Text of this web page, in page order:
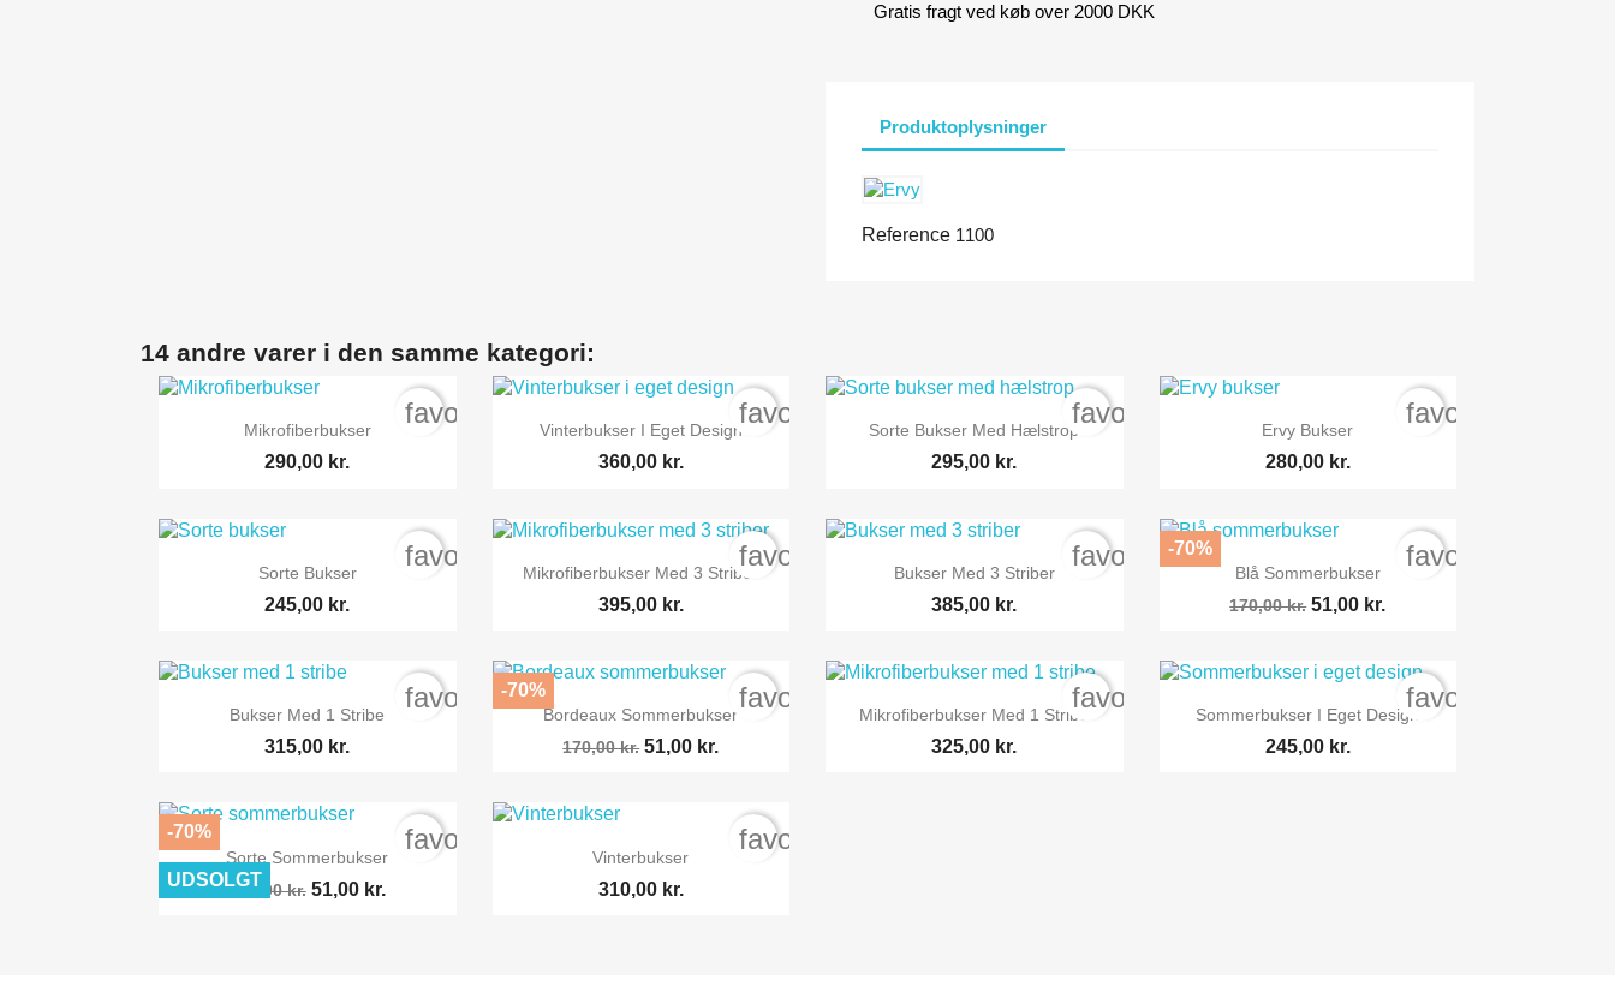
Gratis fragt ved køb over 2000 DKK
Produktoplysninger
Reference 1100
14 andre varer i den samme kategori:
 Vis her
Mikrofiberbukser
290,00 kr.
favorite_border  Vis her
Vinterbukser I Eget Design
360,00 kr.
favorite_border  Vis her
Sorte Bukser Med Hælstrop
295,00 kr.
favorite_border  Vis her
Ervy Bukser
280,00 kr.
favorite_border
 Vis her
Sorte Bukser
245,00 kr.
favorite_border  Vis her
Mikrofiberbukser Med 3 Striber
395,00 kr.
favorite_border  Vis her
Bukser Med 3 Striber
385,00 kr.
favorite_border  Vis her
Blå Sommerbukser
170,00 kr. 51,00 kr.
-70% favorite_border
 Vis her
Bukser Med 1 Stribe
315,00 kr.
favorite_border  Vis her
Bordeaux Sommerbukser
170,00 kr. 51,00 kr.
-70% favorite_border  Vis her
Mikrofiberbukser Med 1 Stribe
325,00 kr.
favorite_border  Vis her
Sommerbukser I Eget Design
245,00 kr.
favorite_border
 Vis her
Sorte Sommerbukser
170,00 kr. 51,00 kr.
-70%
UDSOLGT
favorite_border  Vis her
Vinterbukser
310,00 kr.
favorite_border